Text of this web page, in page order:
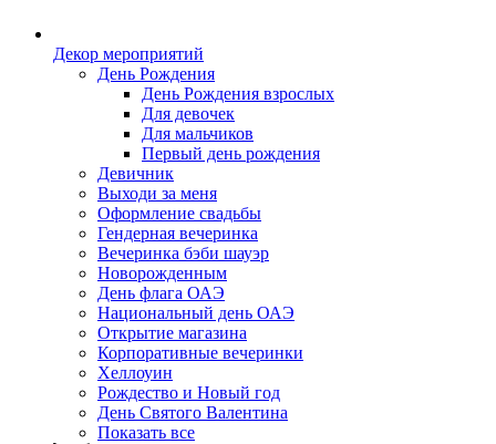
Декор мероприятий
День Рождения
День Рождения взрослых
Для девочек
Для мальчиков
Первый день рождения
Девичник
Выходи за меня
Оформление свадьбы
Гендерная вечеринка
Вечеринка бэби шауэр
Новорожденным
День флага ОАЭ
Национальный день ОАЭ
Открытие магазина
Корпоративные вечеринки
Хеллоуин
Рождество и Новый год
День Святого Валентина
Показать все